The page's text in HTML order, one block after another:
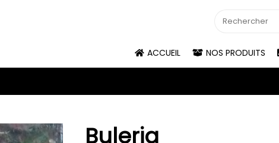
ACCUEIL NOS PRODUITS
Buleria